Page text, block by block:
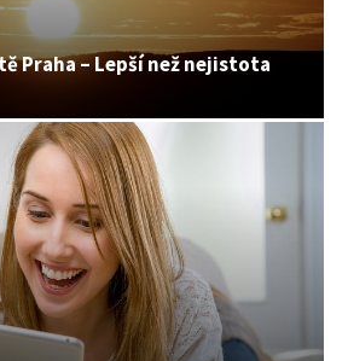
Praha – Lepší než nejistota